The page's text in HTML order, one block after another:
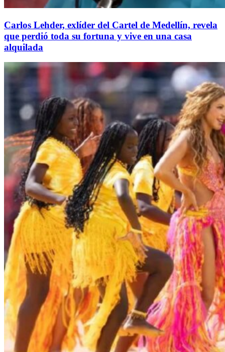
Carlos Lehder, exlíder del Cartel de Medellín, revela
que perdió toda su fortuna y vive en una casa
alquilada